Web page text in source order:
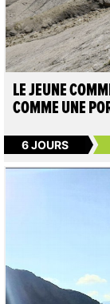
LE JEUNE
COMME UNE
6 JOURS